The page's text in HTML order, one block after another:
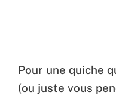
Pour une quiche
(ou juste vous